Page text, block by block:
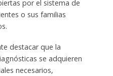
por el sistema de
o sus familias
destacar que la
se adquieren
necesarios,